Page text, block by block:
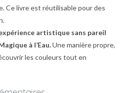
Ce livre est réutilisable pour des
artistique sans pareil
à l’Eau.Une manière propre,
les couleurs tout en